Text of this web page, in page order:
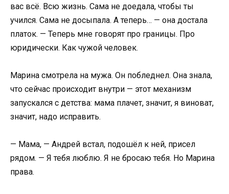
вас всё. Всю жизнь. Сама не доедала, чтобы ты
учился. Сама не досыпала. А теперь… — она достала
платок. — Теперь мне говорят про границы. Про
юридически. Как чужой человек.
Марина смотрела на мужа. Он побледнел. Она знала,
что сейчас происходит внутри — этот механизм
запускался с детства: мама плачет, значит, я виноват,
значит, надо исправить.
— Мама, — Андрей встал, подошёл к ней, присел
рядом. — Я тебя люблю. Я не бросаю тебя. Но Марина
права.